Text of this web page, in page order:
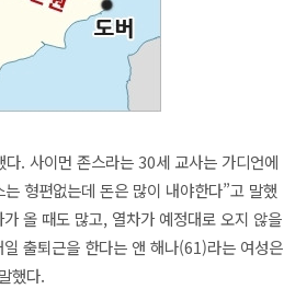
. 사이먼 존스라는 30세 교사는 가디언에
형편없는데 돈은 많이 내야한다”고 말했
올 때도 많고, 열차가 예정대로 오지 않을
출퇴근을 한다는 앤 해나(61)라는 여성은
했다.